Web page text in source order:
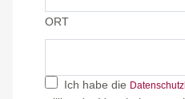
ORT
Ich habe die